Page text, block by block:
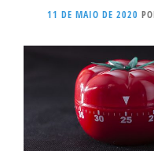
11 DE MAIO DE 2020